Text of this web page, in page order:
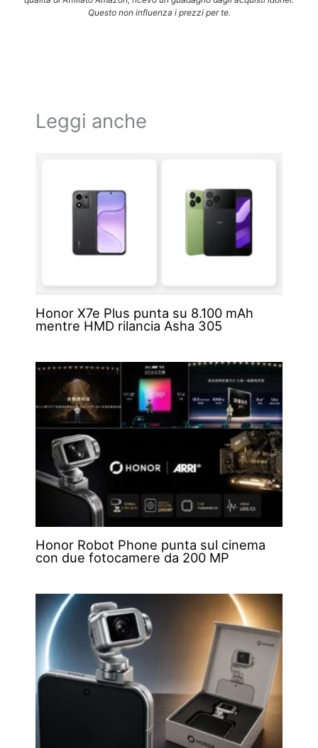
Questo non influenza i prezzi per te.
Leggi anche
Honor X7e Plus punta su 8.100 mAh
mentre HMD rilancia Asha 305
Honor Robot Phone punta sul cinema
con due fotocamere da 200 MP